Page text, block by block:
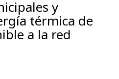
y
térmica de
a la red